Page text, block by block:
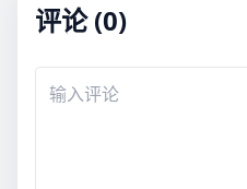
评论 (0)